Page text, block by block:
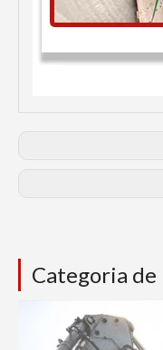
Categoria